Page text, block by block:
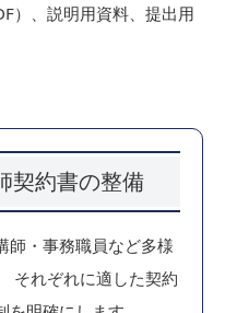
）、説明用資料、提出用
契約書の整備
師・事務職員など多様
それぞれに適した契約